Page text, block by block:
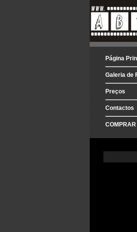
Página
Galeria de
Preços
Contactos
COMPRAR